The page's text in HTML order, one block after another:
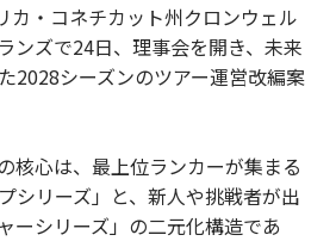
カ・コネチカット州クロンウェル
ンズで24日、理事会を開き、未来
2028シーズンのツアー運営改編案
核心は、最上位ランカーが集まる
シリーズ」と、新人や挑戦者が出
ーシリーズ」の二元化構造であ